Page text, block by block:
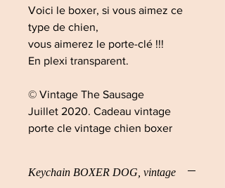
Voici le boxer, si vous aimez ce
type de chien,
vous aimerez le porte-clé !!!
En plexi transparent.
© Vintage The Sausage
Juillet 2020. Cadeau vintage
porte cle vintage chien boxer
Keychain BOXER DOG, vintage